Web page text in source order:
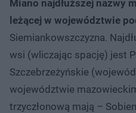
Miano najdłuższej nazwy
leżącej w województwie
Siemiankowszczyzna.
wsi (wliczając spację) jest
Szczebrzeżyńskie
województwie
trzyczłonową mają –